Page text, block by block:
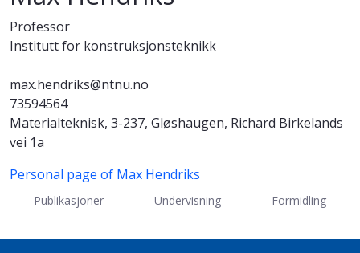
Professor
Institutt for konstruksjonsteknikk
max.hendriks@ntnu.no
73594564
Materialteknisk, 3-237, Gløshaugen, Richard Birkelands
vei 1a
Personal page of Max Hendriks
Publikasjoner Undervisning Formidling